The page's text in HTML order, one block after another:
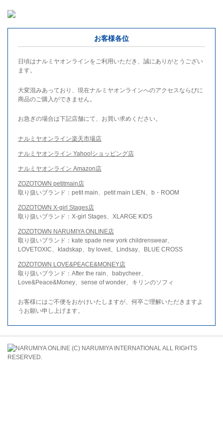
お客様各位
日頃はナルミヤオンラインをご利用いただき、誠にありがとうござい
ます。
大変混みあっており、現在ナルミヤオンラインへのアクセスならびに
商品のご購入ができません。
お急ぎの場合は下記店舗にて、お買い求めください。
ナルミヤオンライン楽天市場店
ナルミヤオンライン Yahoo!ショッピング店
ナルミヤオンライン Amazon店
ZOZOTOWN petitmain店
取り扱いブランド：petit main、petit main LIEN、b・ROOM
ZOZOTOWN X-girl Stages店
取り扱いブランド：X-girl Stages、XLARGE KIDS
ZOZOTOWN NARUMIYA ONLINE店
取り扱いブランド：kate spade new york childrenswear、
LOVETOXIC、kladskap、by loveit、Lindsay、BLUE CROSS
ZOZOTOWN LOVE&PEACE&MONEY店
取り扱いブランド：After the rain、babycheer、
Love&Peace&Money、sense of wonder、キリンのソフィ
お客様にはご不便をおかけいたしますが、何卒ご理解いただきますよ
うお願い申し上げます。